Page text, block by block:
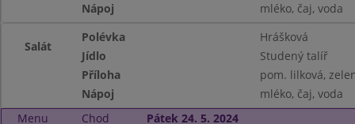
Nápoj
mléko, čaj, voda
Salát
Polévka
Hrášková
Jídlo
Studený talíř
Příloha
pom. lilková,
Nápoj
mléko, čaj, voda
Menu
Chod
Pátek 24. 5. 2024